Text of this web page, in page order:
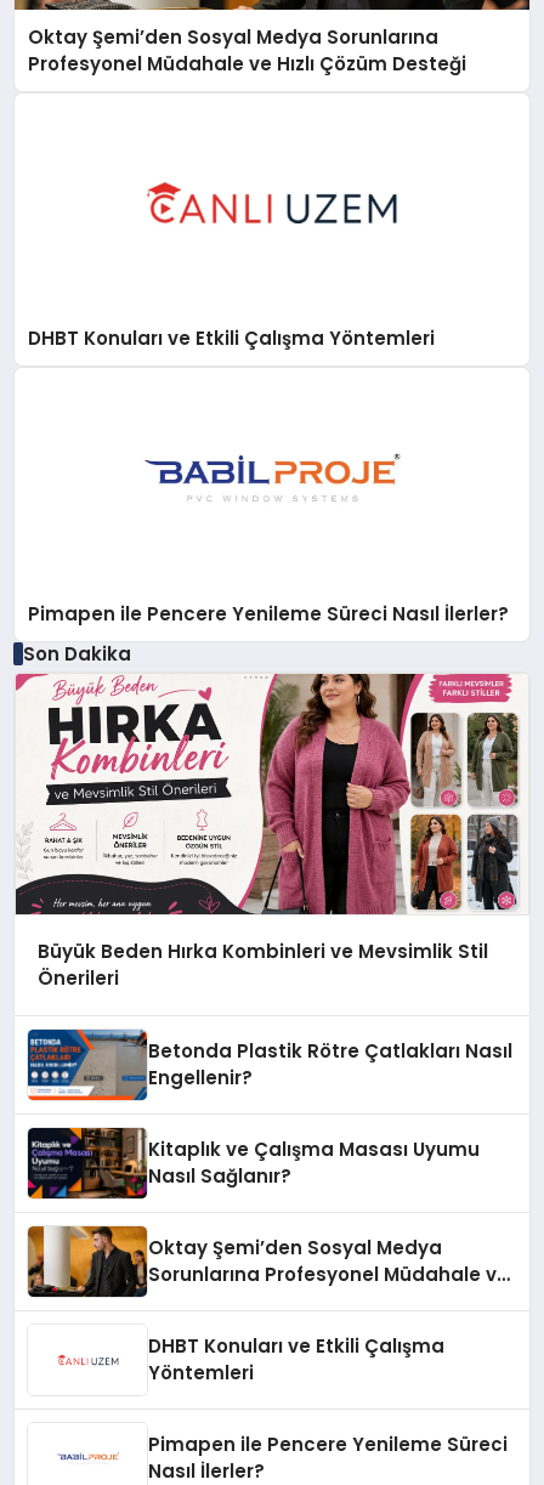
Oktay Şemi’den Sosyal Medya Sorunlarına
Profesyonel Müdahale ve Hızlı Çözüm Desteği
DHBT Konuları ve Etkili Çalışma Yöntemleri
Pimapen ile Pencere Yenileme Süreci Nasıl İlerler?
Son Dakika
Büyük Beden Hırka Kombinleri ve Mevsimlik Stil
Önerileri
Betonda Plastik Rötre Çatlakları Nasıl
Engellenir?
Kitaplık ve Çalışma Masası Uyumu
Nasıl Sağlanır?
Oktay Şemi’den Sosyal Medya
Sorunlarına Profesyonel Müdahale ve
DHBT Konuları ve Etkili Çalışma
Yöntemleri
Pimapen ile Pencere Yenileme Süreci
Nasıl İlerler?